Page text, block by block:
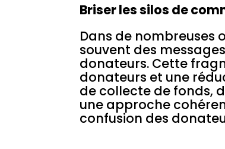
Briser les silos de
Dans de
souvent des
donateurs. Cette
donateurs et une
de collecte de fonds,
une approche
confusion des